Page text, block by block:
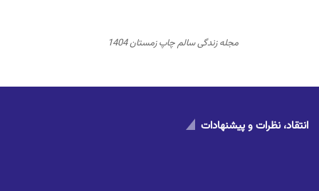
مجله زندگی سالم چاپ زمستان 1404
انتقاد، نظرات و پیشنهادات